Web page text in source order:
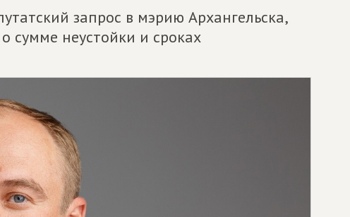
запрос в мэрию Архангельска,
сумме неустойки и сроках